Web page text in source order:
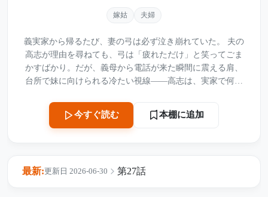
嫁姑 夫婦
義実家から帰るたび、妻の弓は必ず泣き崩れていた。 夫の
高志が理由を尋ねても、弓は「疲れただけ」と笑ってごま
かすばかり。だが、義母から電話が来た瞬間に震える肩、
台所で妹に向けられる冷たい視線――高志は、実家で何か
るため、妻のエプロンに小さな録音機を忍ばせた。 そこに
残されていたのは、優しい母と妹の裏の顔。妻への暴言、
脅し、そして知らぬ間に奪われていた大切な貯金だった。
て父の古希祝いの日、親戚が集まる高級料亭で、義母と妹
今すぐ読む 本棚に追加
最新: 第27話
更新日 2026-06-30